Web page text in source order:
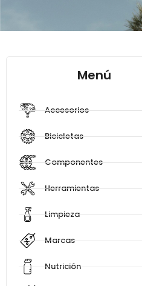
Menú
Accesorios
Bicicletas
Componentes
Herramientas
Limpieza
Marcas
Nutrición